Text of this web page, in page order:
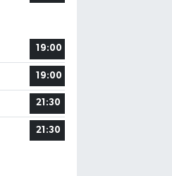
19:00
19:00
21:30
21:30